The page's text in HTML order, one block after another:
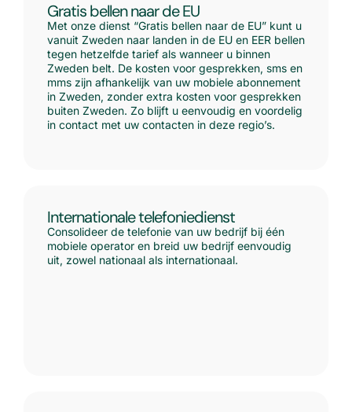
Gratis bellen naar de EU
Met onze dienst “Gratis bellen naar de EU” kunt u
vanuit Zweden naar landen in de EU en EER bellen
tegen hetzelfde tarief als wanneer u binnen
Zweden belt. De kosten voor gesprekken, sms en
mms zijn afhankelijk van uw mobiele abonnement
in Zweden, zonder extra kosten voor gesprekken
buiten Zweden. Zo blijft u eenvoudig en voordelig
in contact met uw contacten in deze regio’s.
Internationale telefoniedienst
Consolideer de telefonie van uw bedrijf bij één
mobiele operator en breid uw bedrijf eenvoudig
uit, zowel nationaal als internationaal.